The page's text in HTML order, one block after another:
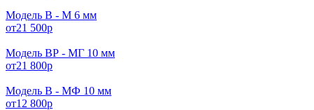
Модель В - М 6 мм
от21 500р
Модель ВР - МГ 10 мм
от21 800р
Модель В - МФ 10 мм
от12 800р